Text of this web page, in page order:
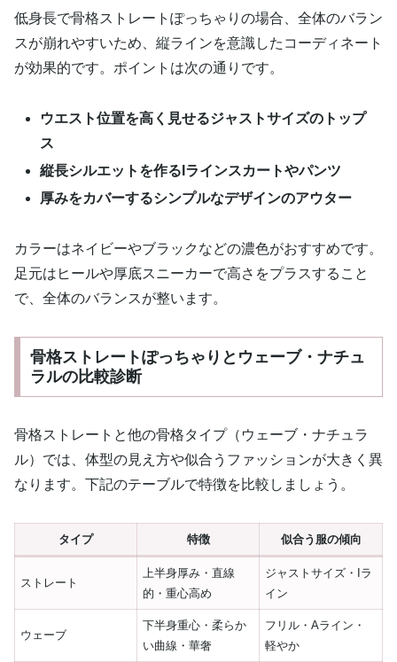
低身長で骨格ストレートぽっちゃりの場合、全体のバラン
スが崩れやすいため、縦ラインを意識したコーディネート
が効果的です。ポイントは次の通りです。
ウエスト位置を高く見せるジャストサイズのトップ
ス
縦長シルエットを作るIラインスカートやパンツ
厚みをカバーするシンプルなデザインのアウター
カラーはネイビーやブラックなどの濃色がおすすめです。
足元はヒールや厚底スニーカーで高さをプラスすること
で、全体のバランスが整います。
骨格ストレートぽっちゃりとウェーブ・ナチュ
ラルの比較診断
骨格ストレートと他の骨格タイプ（ウェーブ・ナチュラ
ル）では、体型の見え方や似合うファッションが大きく異
なります。下記のテーブルで特徴を比較しましょう。
タイプ 特徴 似合う服の傾向
ストレート
上半身厚み・直線
的・重心高め
ジャストサイズ・Iラ
イン
ウェーブ
下半身重心・柔らか
い曲線・華奢
フリル・Aライン・
軽やか